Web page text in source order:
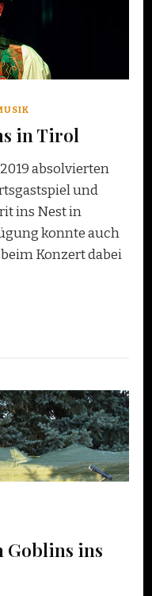
in Tirol
absolvierten
und
ins Nest in
konnte auch
Konzert dabei
Goblins ins